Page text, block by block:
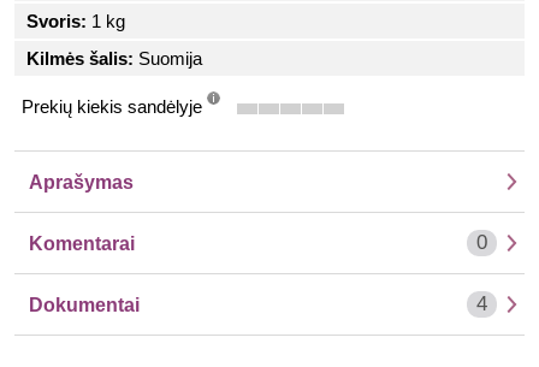
Svoris: 1 kg
Kilmės šalis: Suomija
Prekių kiekis sandėlyje
Aprašymas
Komentarai 0
Dokumentai 4